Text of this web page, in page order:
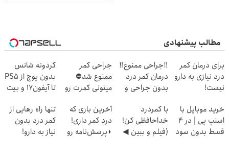
مطالب پیشنهادی
برای درمان کمر
درد نیازی به دارو
نیست!
پر کن)
‼️جراحی ممنوع‼️
درمان کمر درد
بدون جراحی و
جراحی کمر
ممنوع شد⛔
میتونی کمرت رو
کنی! 👈🏻
پرسش‌نامه
گردونه شانس
بدون پوچ از PS5
تا آیفون17 و بیت
خرید موبایل با
اسنپ پی | در ۴
قسط بدون سود
با کمردرد
خداحافظی کن!
(فیلم و ببین ◀
آخرین باری که
درد کمر داری!
◗پرسش‌نامه رو
تنها راه رهایی از
کمر درد بدون
نیاز به دارو!